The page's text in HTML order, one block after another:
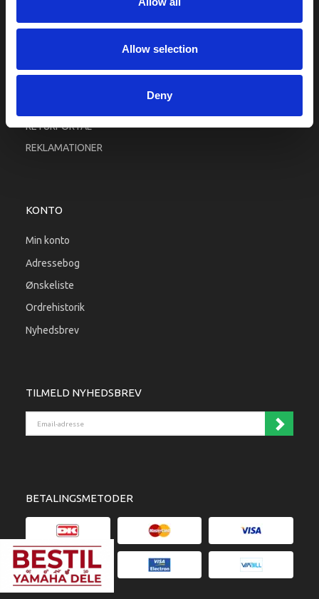
Allow selection
Deny
RETURPORTAL
REKLAMATIONER
KONTO
Min konto
Adressebog
Ønskeliste
Ordrehistorik
Nyhedsbrev
TILMELD NYHEDSBREV
BETALINGSMETODER